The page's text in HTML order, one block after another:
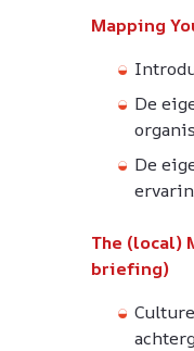
Mapping
De
De
The (local)
briefing)